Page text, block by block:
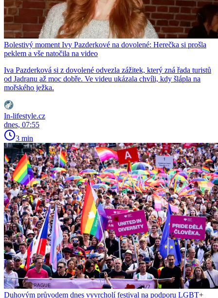
Bolestivý moment Ivy Pazderkové na dovolené: Herečka si prošla
peklem a vše natočila na video
Iva Pazderková si z dovolené odvezla zážitek, který zná řada turistů
od Jadranu až moc dobře. Ve videu ukázala chvíli, kdy šlápla na
mořského ježka.
In-lifestyle.cz
dnes, 07:55
3 min
Duhovým průvodem dnes vyvrcholí festival na podporu LGBT+